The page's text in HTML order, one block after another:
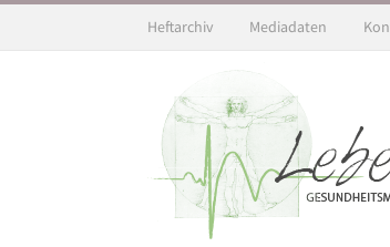
Heftarchiv Mediadaten